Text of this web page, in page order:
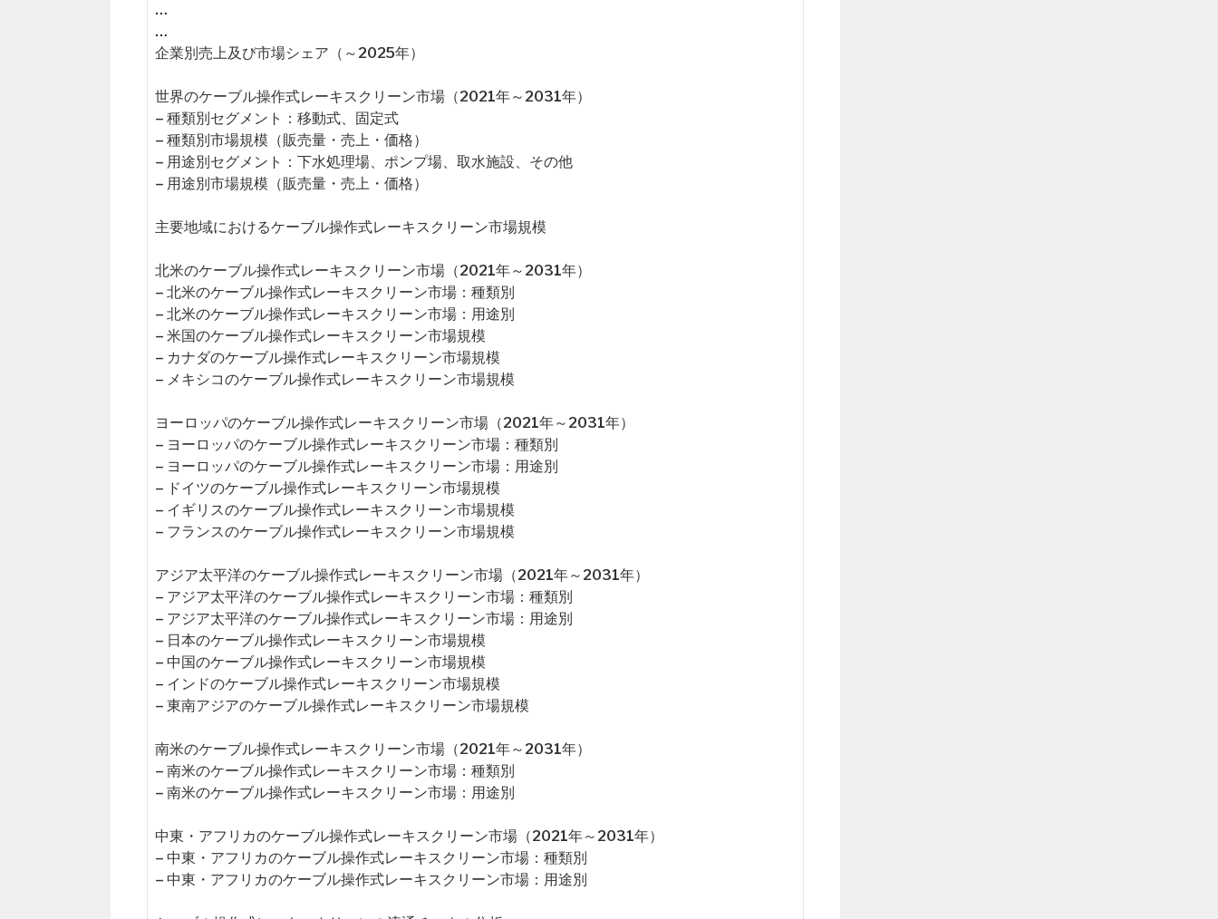
…
…
企業別売上及び市場シェア（～2025年）
世界のケーブル操作式レーキスクリーン市場（2021年～2031年）
– 種類別セグメント：移動式、固定式
– 種類別市場規模（販売量・売上・価格）
– 用途別セグメント：下水処理場、ポンプ場、取水施設、その他
– 用途別市場規模（販売量・売上・価格）
主要地域におけるケーブル操作式レーキスクリーン市場規模
北米のケーブル操作式レーキスクリーン市場（2021年～2031年）
– 北米のケーブル操作式レーキスクリーン市場：種類別
– 北米のケーブル操作式レーキスクリーン市場：用途別
– 米国のケーブル操作式レーキスクリーン市場規模
– カナダのケーブル操作式レーキスクリーン市場規模
– メキシコのケーブル操作式レーキスクリーン市場規模
ヨーロッパのケーブル操作式レーキスクリーン市場（2021年～2031年）
– ヨーロッパのケーブル操作式レーキスクリーン市場：種類別
– ヨーロッパのケーブル操作式レーキスクリーン市場：用途別
– ドイツのケーブル操作式レーキスクリーン市場規模
– イギリスのケーブル操作式レーキスクリーン市場規模
– フランスのケーブル操作式レーキスクリーン市場規模
アジア太平洋のケーブル操作式レーキスクリーン市場（2021年～2031年）
– アジア太平洋のケーブル操作式レーキスクリーン市場：種類別
– アジア太平洋のケーブル操作式レーキスクリーン市場：用途別
– 日本のケーブル操作式レーキスクリーン市場規模
– 中国のケーブル操作式レーキスクリーン市場規模
– インドのケーブル操作式レーキスクリーン市場規模
– 東南アジアのケーブル操作式レーキスクリーン市場規模
南米のケーブル操作式レーキスクリーン市場（2021年～2031年）
– 南米のケーブル操作式レーキスクリーン市場：種類別
– 南米のケーブル操作式レーキスクリーン市場：用途別
中東・アフリカのケーブル操作式レーキスクリーン市場（2021年～2031年）
– 中東・アフリカのケーブル操作式レーキスクリーン市場：種類別
– 中東・アフリカのケーブル操作式レーキスクリーン市場：用途別